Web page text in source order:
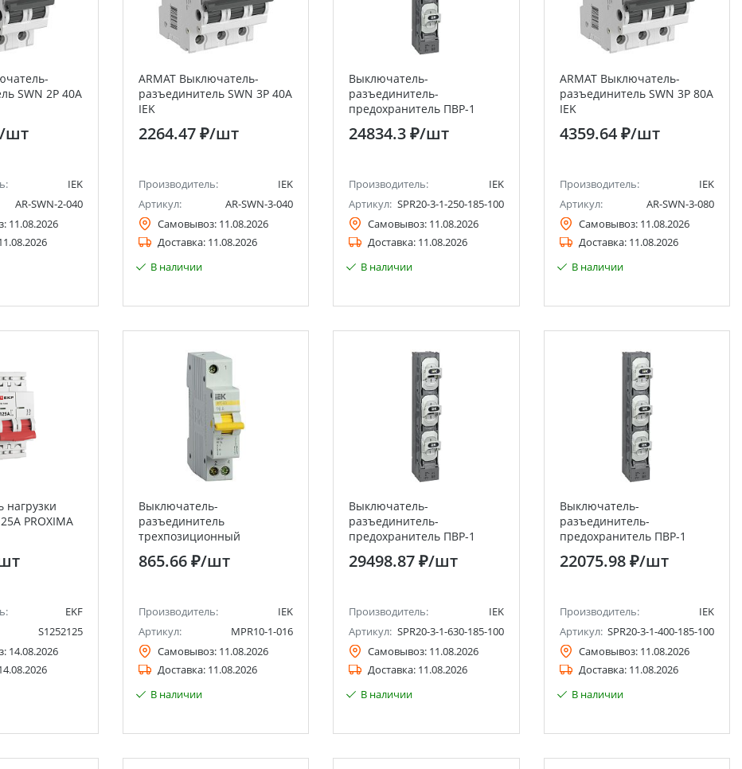
SWN 2P 40А
шт
IEK
AR-SWN-2-040
11.08.2026
ARMAT Выключатель-
разъединитель SWN 3P 40А
IEK
2264.47 ₽/шт
Производитель:
IEK
Артикул:
AR-SWN-3-040
Самовывоз: 11.08.2026
Доставка: 11.08.2026
В наличии
Выключатель-
разъединитель-
предохранитель ПВР-1
вертикальный 250А 185мм
IEK
24834.3 ₽/шт
Производитель:
IEK
Артикул: SPR20-3-1-250-185-100
Самовывоз: 11.08.2026
Доставка: 11.08.2026
В наличии
ARMAT Выключатель-
разъединитель SWN 3P 80А
IEK
4359.64 ₽/шт
Производитель:
IEK
Артикул:
AR-SWN-3-080
Самовывоз: 11.08.2026
Доставка: 11.08.2026
В наличии
нагрузки
PROXIMA
EKF
S1252125
14.08.2026
Выключатель-
разъединитель
трехпозиционный
однополюсный ВРТ-63 16А
IEK
865.66 ₽/шт
Производитель:
IEK
Артикул:
MPR10-1-016
Самовывоз: 11.08.2026
Доставка: 11.08.2026
В наличии
Выключатель-
разъединитель-
предохранитель ПВР-1
вертикальный 630А 185мм
IEK
29498.87 ₽/шт
Производитель:
IEK
Артикул: SPR20-3-1-630-185-100
Самовывоз: 11.08.2026
Доставка: 11.08.2026
В наличии
Выключатель-
разъединитель-
предохранитель ПВР-1
вертикальный 400А 185мм
IEK
22075.98 ₽/шт
Производитель:
IEK
Артикул: SPR20-3-1-400-185-100
Самовывоз: 11.08.2026
Доставка: 11.08.2026
В наличии